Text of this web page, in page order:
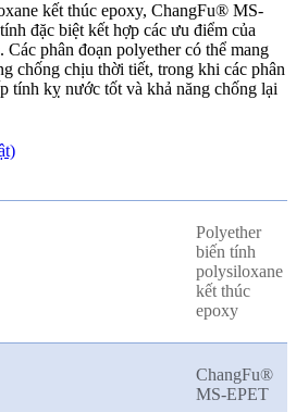
kết thúc epoxy, ChangFu® MS-
đặc biệt kết hợp các ưu điểm của
phân đoạn polyether có thể mang
chống chịu thời tiết, trong khi các phân
tính kỵ nước tốt và khả năng chống lại
Polyether
biến tính
polysiloxane
kết thúc
epoxy
ChangFu®
MS-EPET